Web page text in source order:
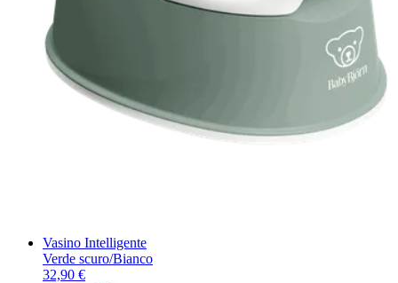
Vasino Intelligente
Verde scuro/Bianco
32,90 €